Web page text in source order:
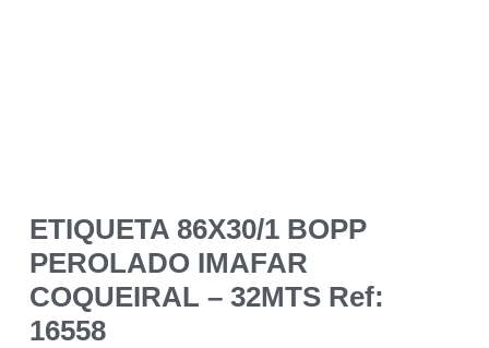
ETIQUETA 86X30/1 BOPP
PEROLADO IMAFAR
COQUEIRAL – 32MTS Ref:
16558